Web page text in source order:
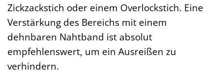
Zickzackstich oder einem Overlockstich. Eine
Verstärkung des Bereichs mit einem
dehnbaren Nahtband ist absolut
empfehlenswert, um ein Ausreißen zu
verhindern.